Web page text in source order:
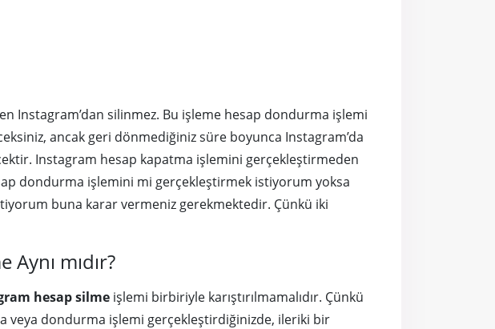
Instagram’dan silinmez. Bu işleme hesap dondurma işlemi
ancak geri dönmediğiniz süre boyunca Instagram’da
Instagram hesap kapatma işlemini gerçekleştirmeden
dondurma işlemini mi gerçekleştirmek istiyorum yoksa
buna karar vermeniz gerekmektedir. Çünkü iki
mıdır?
hesap silme işlemi birbiriyle karıştırılmamalıdır. Çünkü
veya dondurma işlemi gerçekleştirdiğinizde, ileriki bir